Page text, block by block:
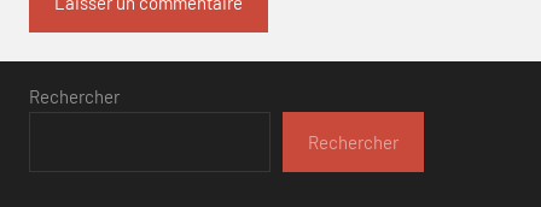
Rechercher
Rechercher